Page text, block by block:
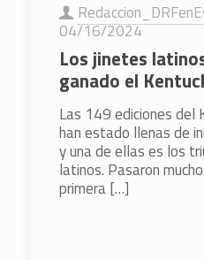
04/16/2024
Los jinetes
ganado el
Las 149 ediciones del
han estado llenas de
y una de ellas es los
latinos. Pasaron
primera[…]